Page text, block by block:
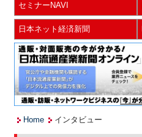
セミナーNAVI
日本ネット経済新聞
Home インタビュー